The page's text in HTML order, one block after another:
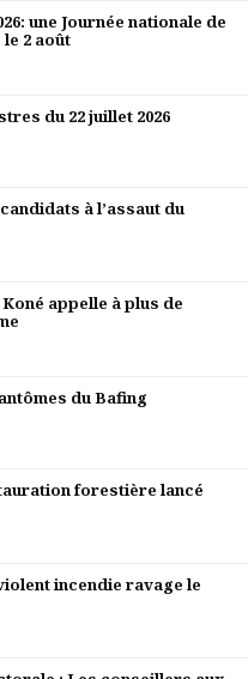
une Journée nationale de
2 août
du 22 juillet 2026
candidats à l’assaut du
appelle à plus de
du Bafing
forestière lancé
incendie ravage le